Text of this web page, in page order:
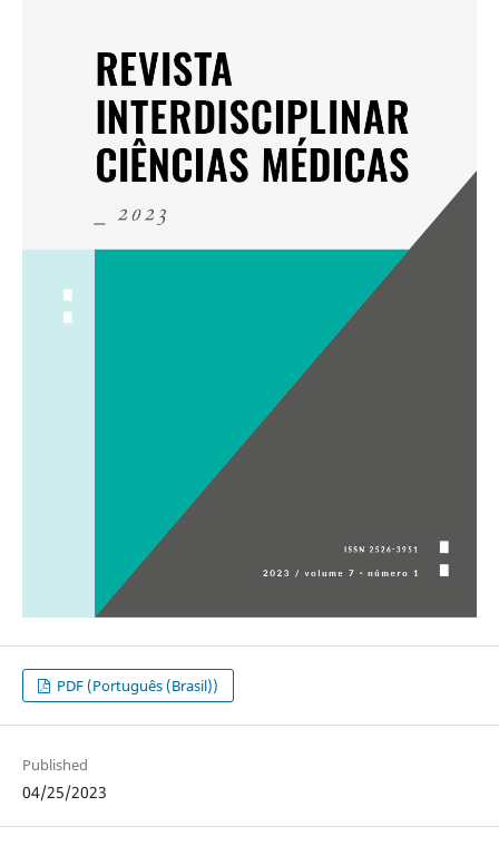
PDF (Português (Brasil))
Published
04/25/2023